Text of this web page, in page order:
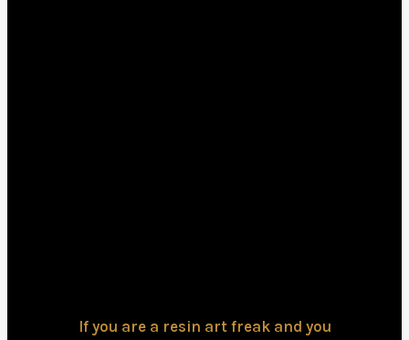
If you are a resin art freak and you